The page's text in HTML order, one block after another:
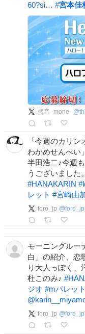
60?si… #宮本佳
盛音 -mone- @
「今週のカリ
わかめせんべい
半田浩二♪今週
うございました
#HANAKARIN #
レット #宮崎由
foro_jp @foro_jp
モーニングルー
白」の紹介、恋
り大人っぽく、
杜このみ♪ #
ジオ #mパレット
foro_jp @foro_jp